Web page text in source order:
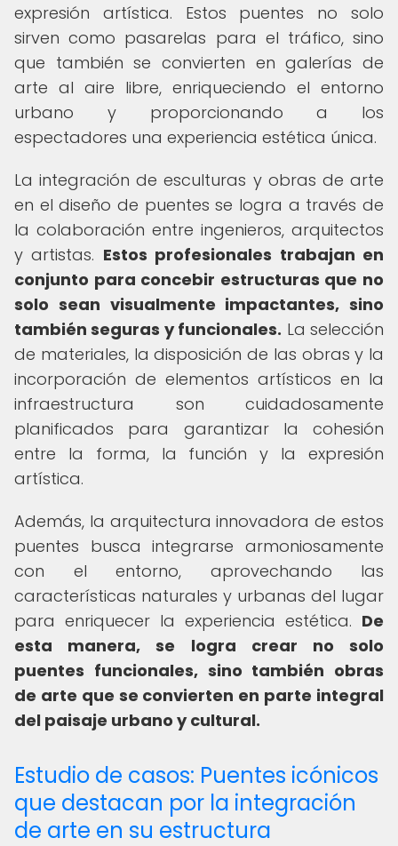
expresión artística. Estos puentes no solo
sirven como pasarelas para el tráfico, sino
que también se convierten en galerías de
arte al aire libre, enriqueciendo el entorno
urbano y proporcionando a los
espectadores una experiencia estética única.
La integración de esculturas y obras de arte
en el diseño de puentes se logra a través de
la colaboración entre ingenieros, arquitectos
y artistas. Estos profesionales trabajan en
conjunto para concebir estructuras que no
solo sean visualmente impactantes, sino
también seguras y funcionales. La selección
de materiales, la disposición de las obras y la
incorporación de elementos artísticos en la
infraestructura son cuidadosamente
planificados para garantizar la cohesión
entre la forma, la función y la expresión
artística.
Además, la arquitectura innovadora de estos
puentes busca integrarse armoniosamente
con el entorno, aprovechando las
características naturales y urbanas del lugar
para enriquecer la experiencia estética. De
esta manera, se logra crear no solo
puentes funcionales, sino también obras
de arte que se convierten en parte integral
del paisaje urbano y cultural.
Estudio de casos: Puentes icónicos
que destacan por la integración
de arte en su estructura